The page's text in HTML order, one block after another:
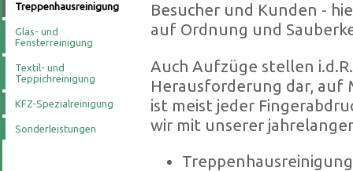
Treppenhausreinigung
Glas- und
Fensterreinigung
Textil- und
Teppichreinigung
KFZ-Spezialreinigung
Sonderleistungen
Besucher und Kunden -
auf Ordnung und
Auch Aufzüge stellen
Herausforderung dar, auf
ist meist jeder
wir mit unserer
Treppenhausreinigung